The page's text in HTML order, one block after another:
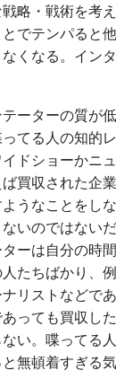
略・戦術を考
でテンパると
くなる。イン
ーターの質が
てる人の知的
ドショーかニ
買収された企
うなことをし
いのではないだ
ーは自分の時
たちばかり、
リストなどで
っても買収し
い。喋ってる
無頓着すぎる気